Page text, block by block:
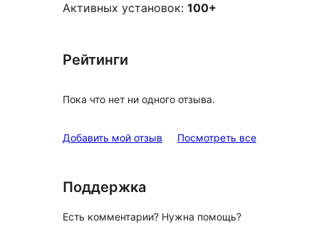
Активных установок: 100+
Рейтинги
Пока что нет ни одного отзыва.
Добавить мой отзыв Посмотреть всеотзывы
Поддержка
Есть комментарии? Нужна помощь?